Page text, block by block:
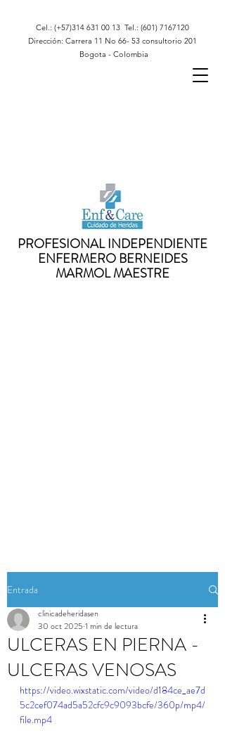
Cel.: (+57)314 631 00 13 Tel.: (601) 7167120
Dirección: Carrera 11 No 66- 53 consultorio 201
Bogota - Colombia
PROFESIONAL INDEPENDIENTE
ENFERMERO BERNEIDES
MARMOL MAESTRE
Entrada
ULCERAS EN PIERNA -
ULCERAS VENOSAS
clinicadeheridasen
30 oct 2025 1 min de lectura
https://video.wixstatic.com/video/d184ce_ae7d
5c2cef074ad5a52cfc9c9093bcfe/360p/mp4/
file.mp4